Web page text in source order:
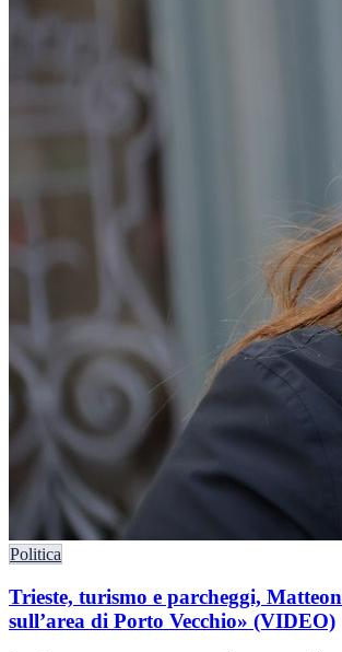
Politica
Trieste, turismo e parcheggi,
sull’area di Porto Vecchio» (VIDEO)